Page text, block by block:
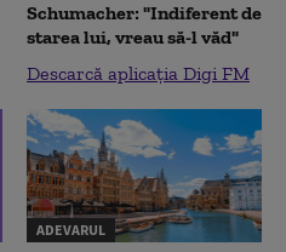
Schumacher: "Indiferent de
starea lui, vreau să-l văd"
Descarcă aplicația Digi FM
ADEVARUL